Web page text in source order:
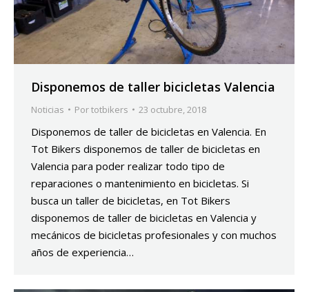
Disponemos de taller bicicletas Valencia
Noticias Portotbikers 23 octubre, 2018
Disponemos de taller de bicicletas en Valencia. En
Tot Bikers disponemos de taller de bicicletas en
Valencia para poder realizar todo tipo de
reparaciones o mantenimiento en bicicletas. Si
busca un taller de bicicletas, en Tot Bikers
disponemos de taller de bicicletas en Valencia y
mecánicos de bicicletas profesionales y con muchos
años de experiencia…